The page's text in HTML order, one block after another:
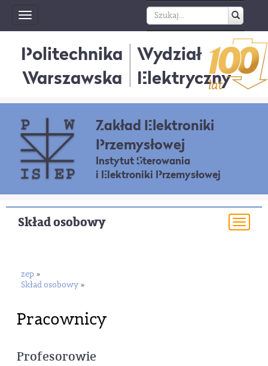
Toggle
navigation
Politechnika
Warszawska
Wydział
Elektryczny
Zakład Elektroniki
Przemysłowej
Instytut Sterowania
i Elektroniki Przemysłowej
Skład osobowy
zep »
Skład osobowy »
Pracownicy
Profesorowie